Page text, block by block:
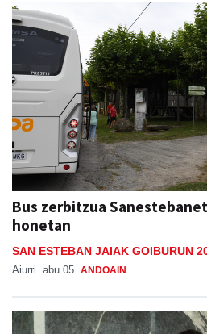
Bus zerbitzua
honetan
SAN ESTEBAN JAIAK GOIBURUN
Aiurri abu 05 ANDOAIN